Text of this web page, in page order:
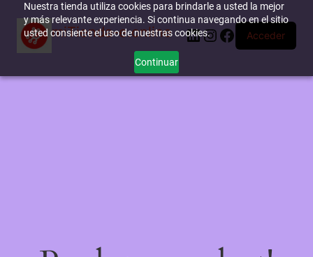
Nuestra tienda utiliza cookies para brindarle a usted la mejor
y más relevante experiencia. Si continua navegando en el sitio
usted consiente el uso de nuestras cookies.
Continuar
miTienda-e.online LinkedIn
Instagram
Facebook
Acceder